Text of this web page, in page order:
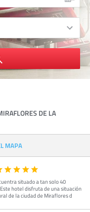
DE LA
MAPA
situado a tan solo 40
hotel disfruta de una situación
de la ciudad de Miraflores d